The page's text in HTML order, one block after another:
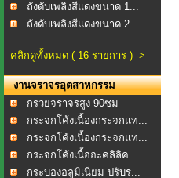
ถังดับเพลิงสีแดงขนาด 1...
ถังดับเพลิงสีแดงขนาด 2...
คลิกดูทั้งหมด ( 16 รายการ ) ->
งานจราจรอุตสาหกรรม
กรวยจราจรสูง 90ซม
กระจกโค้งเนื้องกระจกแท...
กระจกโค้งเนื้องกระจกแท...
กระจกโค้งเนื้ออะคลิลิค...
กระบองอลูมิเนียม ปรับร...